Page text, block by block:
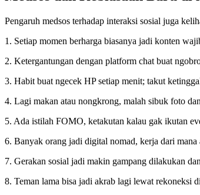
Pengaruh medsos terhadap interaksi sosial juga
1. Setiap momen berharga biasanya jadi konten
2. Ketergantungan dengan platform chat buat
3. Habit buat ngecek HP setiap menit; takut
4. Lagi makan atau nongkrong, malah sibuk foto
5. Ada istilah FOMO, ketakutan kalau gak ikutan
6. Banyak orang jadi digital nomad, kerja dari mana
7. Gerakan sosial jadi makin gampang dilakukan
8. Teman lama bisa jadi akrab lagi lewat rekoneksi